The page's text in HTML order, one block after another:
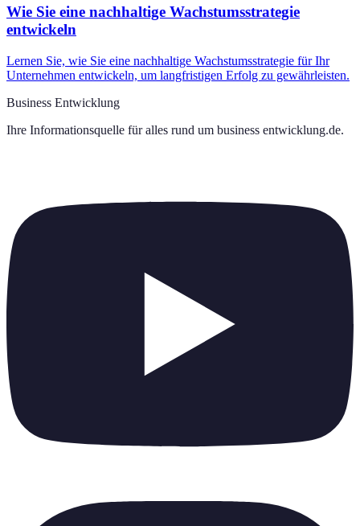
Wie Sie eine nachhaltige Wachstumsstrategie
entwickeln
Lernen Sie, wie Sie eine nachhaltige Wachstumsstrategie für Ihr
Unternehmen entwickeln, um langfristigen Erfolg zu gewährleisten.
Business Entwicklung
Ihre Informationsquelle für alles rund um business entwicklung.de.